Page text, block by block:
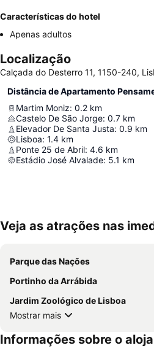
Características do hotel
Apenas adultos
Localização
Calçada do Desterro 11, 1150-240,
Distância de Apartamento
Martim Moniz: 0.2 km
Castelo De São Jorge: 0.7 km
Elevador De Santa Justa: 0.9 km
Lisboa: 1.4 km
Ponte 25 de Abril: 4.6 km
Estádio José Alvalade: 5.1 km
Veja as atrações nas
Parque das Nações
Portinho da Arrábida
Jardim Zoológico de Lisboa
Mostrar mais
Informações sobre o